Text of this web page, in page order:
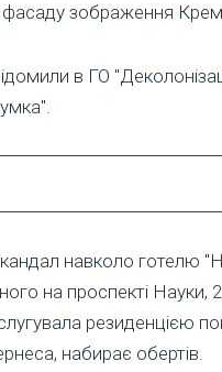
фасаду зображення
в ГО
навколо готелю
на проспекті Науки,
резиденцією
набирає обертів.